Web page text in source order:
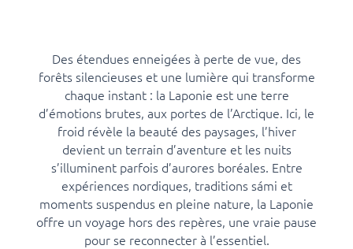
Des étendues enneigées à perte de vue, des
forêts silencieuses et une lumière qui transforme
chaque instant : la Laponie est une terre
d’émotions brutes, aux portes de l’Arctique. Ici, le
froid révèle la beauté des paysages, l’hiver
devient un terrain d’aventure et les nuits
s’illuminent parfois d’aurores boréales. Entre
expériences nordiques, traditions sámi et
moments suspendus en pleine nature, la Laponie
offre un voyage hors des repères, une vraie pause
pour se reconnecter à l’essentiel.